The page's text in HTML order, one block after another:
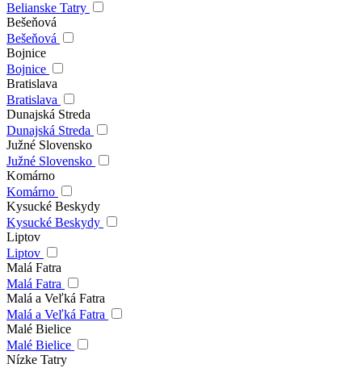
Belianske Tatry
Bešeňová
Bešeňová
Bojnice
Bojnice
Bratislava
Bratislava
Dunajská Streda
Dunajská Streda
Južné Slovensko
Južné Slovensko
Komárno
Komárno
Kysucké Beskydy
Kysucké Beskydy
Liptov
Liptov
Malá Fatra
Malá Fatra
Malá a Veľká Fatra
Malá a Veľká Fatra
Malé Bielice
Malé Bielice
Nízke Tatry